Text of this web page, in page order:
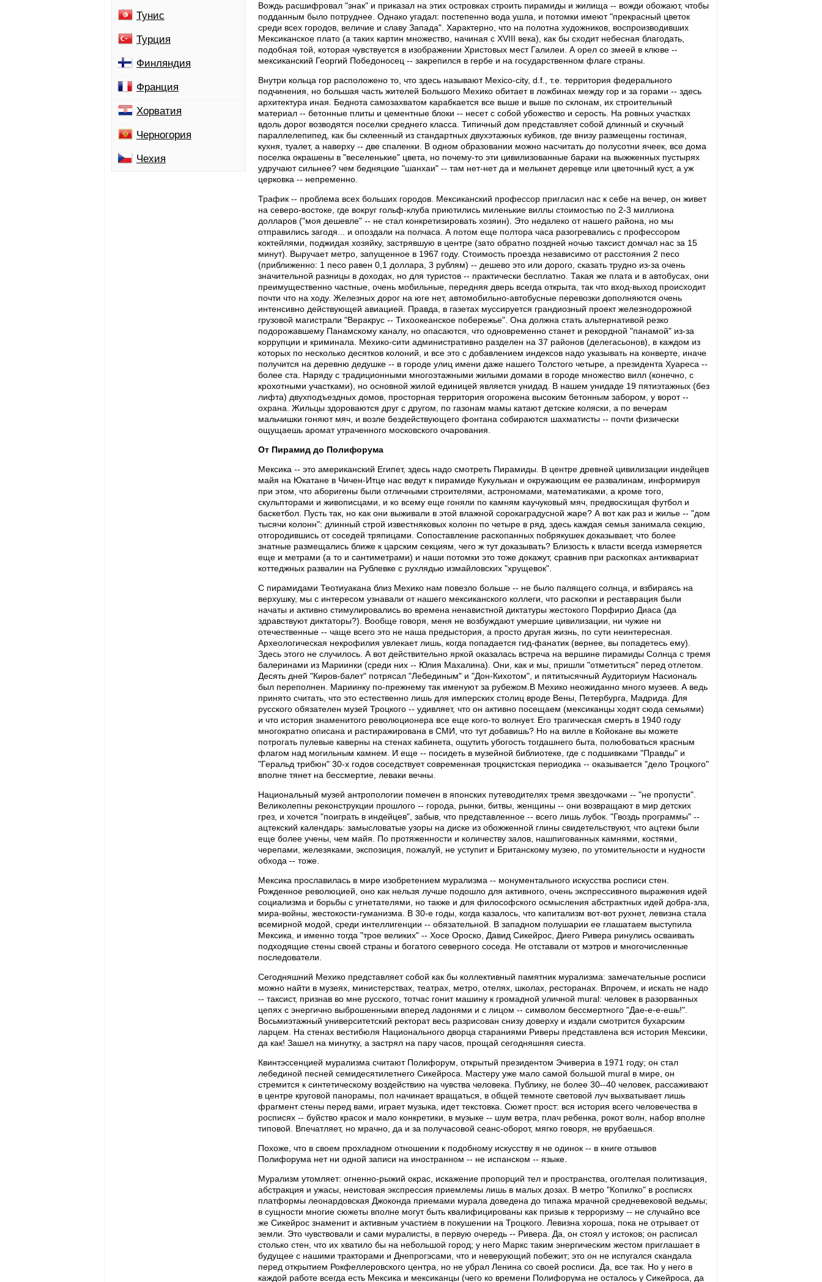
Вождь расшифровал "знак" и приказал на этих островках строить пирамиды и жилища -- вожди обожают, чтобы
подданным было потруднее. Однако угадал: постепенно вода ушла, и потомки имеют "прекрасный цветок
среди всех городов, величие и славу Запада". Характерно, что на полотна художников, воспроизводивших
Мексиканское плато (а таких картин множество, начиная с XVIII века), как бы сходит небесная благодать,
подобная той, которая чувствуется в изображении Христовых мест Галилеи. А орел со змеей в клюве --
мексиканский Георгий Победоносец -- закрепился в гербе и на государственном флаге страны.
Внутри кольца гор расположено то, что здесь называют Мexico-city, d.f., т.е. территория федерального
подчинения, но большая часть жителей Большого Мехико обитает в ложбинах между гор и за горами -- здесь
архитектура иная. Беднота самозахватом карабкается все выше и выше по склонам, их строительный
материал -- бетонные плиты и цементные блоки -- несет с собой убожество и серость. На ровных участках
вдоль дорог возводятся поселки среднего класса. Типичный дом представляет собой длинный и скучный
параллелепипед, как бы склеенный из стандартных двухэтажных кубиков, где внизу размещены гостиная,
кухня, туалет, а наверху -- две спаленки. В одном образовании можно насчитать до полусотни ячеек, все дома
поселка окрашены в "веселенькие" цвета, но почему-то эти цивилизованные бараки на выжженных пустырях
удручают сильнее? чем бедняцкие "шанхаи" -- там нет-нет да и мелькнет деревце или цветочный куст, а уж
церковка -- непременно.
Трафик -- проблема всех больших городов. Мексиканский профессор пригласил нас к себе на вечер, он живет
на северо-востоке, где вокруг гольф-клуба приютились миленькие виллы стоимостью по 2-3 миллиона
долларов ("моя дешевле" -- не стал конкретизировать хозяин). Это недалеко от нашего района, но мы
отправились загодя... и опоздали на полчаса. А потом еще полтора часа разогревались с профессором
коктейлями, поджидая хозяйку, застрявшую в центре (зато обратно поздней ночью таксист домчал нас за 15
минут). Выручает метро, запущенное в 1967 году. Стоимость проезда независимо от расстояния 2 песо
(приближенно: 1 песо равен 0,1 доллара, 3 рублям) -- дешево это или дорого, сказать трудно из-за очень
значительной разницы в доходах, но для туристов -- практически бесплатно. Такая же плата и в автобусах, они
преимущественно частные, очень мобильные, передняя дверь всегда открыта, так что вход-выход происходит
почти что на ходу. Железных дорог на юге нет, автомобильно-автобусные перевозки дополняются очень
интенсивно действующей авиацией. Правда, в газетах муссируется грандиозный проект железнодорожной
грузовой магистрали "Веракрус -- Тихоокеанское побережье". Она должна стать альтернативой резко
подорожавшему Панамскому каналу, но опасаются, что одновременно станет и рекордной "панамой" из-за
коррупции и криминала. Мехико-сити административно разделен на 37 районов (делегасьонов), в каждом из
которых по несколько десятков колоний, и все это с добавлением индексов надо указывать на конверте, иначе
получится на деревню дедушке -- в городе улиц имени даже нашего Толстого четыре, а президента Хуареса --
более ста. Наряду с традиционными многоэтажными жилыми домами в городе множество вилл (конечно, с
крохотными участками), но основной жилой единицей является унидад. В нашем унидаде 19 пятиэтажных (без
лифта) двухподъездных домов, просторная территория огорожена высоким бетонным забором, у ворот --
охрана. Жильцы здороваются друг с другом, по газонам мамы катают детские коляски, а по вечерам
мальчишки гоняют мяч, и возле бездействующего фонтана собираются шахматисты -- почти физически
ощущаешь аромат утраченного московского очарования.
От Пирамид до Полифорума
Мексика -- это американский Египет, здесь надо смотреть Пирамиды. В центре древней цивилизации индейцев
майя на Юкатане в Чичен-Итце нас ведут к пирамиде Кукулькан и окружающим ее развалинам, информируя
при этом, что аборигены были отличными строителями, астрономами, математиками, а кроме того,
скульпторами и живописцами, и ко всему еще гоняли по камням каучуковый мяч, предвосхищая футбол и
баскетбол. Пусть так, но как они выживали в этой влажной сорокаградусной жаре? А вот как раз и жилье -- "дом
тысячи колонн": длинный строй известняковых колонн по четыре в ряд, здесь каждая семья занимала секцию,
отгородившись от соседей тряпицами. Сопоставление раскопанных побрякушек доказывает, что более
знатные размещались ближе к царским секциям, чего ж тут доказывать? Близость к власти всегда измеряется
еще и метрами (а то и сантиметрами) и наши потомки это тоже докажут, сравнив при раскопках антиквариат
коттеджных развалин на Рублевке с рухлядью измайловских "хрущевок".
С пирамидами Теотиуакана близ Мехико нам повезло больше -- не было палящего солнца, и взбираясь на
верхушку, мы с интересом узнавали от нашего мексиканского коллеги, что раскопки и реставрация были
начаты и активно стимулировались во времена ненавистной диктатуры жестокого Порфирио Диаса (да
здравствуют диктаторы?). Вообще говоря, меня не возбуждают умершие цивилизации, ни чужие ни
отечественные -- чаще всего это не наша предыстория, а просто другая жизнь, по сути неинтересная.
Археологическая некрофилия увлекает лишь, когда попадается гид-фанатик (вернее, вы попадетесь ему).
Здесь этого не случилось. А вот действительно яркой оказалась встреча на вершине пирамиды Солнца с тремя
балеринами из Мариинки (среди них -- Юлия Махалина). Они, как и мы, пришли "отметиться" перед отлетом.
Десять дней "Киров-балет" потрясал "Лебединым" и "Дон-Кихотом", и пятитысячный Аудиториум Насиональ
был переполнен. Мариинку по-прежнему так именуют за рубежом.В Мехико неожиданно много музеев. А ведь
принято считать, что это естественно лишь для имперских столиц вроде Вены, Петербурга, Мадрида. Для
русского обязателен музей Троцкого -- удивляет, что он активно посещаем (мексиканцы ходят сюда семьями)
и что история знаменитого революционера все еще кого-то волнует. Его трагическая смерть в 1940 году
многократно описана и растиражирована в СМИ, что тут добавишь? Но на вилле в Койокане вы можете
потрогать пулевые каверны на стенах кабинета, ощутить убогость тогдашнего быта, полюбоваться красным
флагом над могильным камнем. И еще -- посидеть в музейной библиотеке, где с подшивками "Правды" и
"Геральд трибюн" 30-х годов соседствует современная троцкистская периодика -- оказывается "дело Троцкого"
вполне тянет на бессмертие, леваки вечны.
Национальный музей антропологии помечен в японских путеводителях тремя звездочками -- "не пропусти".
Великолепны реконструкции прошлого -- города, рынки, битвы, женщины -- они возвращают в мир детских
грез, и хочется "поиграть в индейцев", забыв, что представленное -- всего лишь лубок. "Гвоздь программы" --
ацтекский календарь: замысловатые узоры на диске из обожженной глины свидетельствуют, что ацтеки были
еще более учены, чем майя. По протяженности и количеству залов, нашпигованных камнями, костями,
черепами, железяками, экспозиция, пожалуй, не уступит и Британскому музею, по утомительности и нудности
обхода -- тоже.
Мексика прославилась в мире изобретением мурализма -- монументального искусства росписи стен.
Рожденное революцией, оно как нельзя лучше подошло для активного, очень экспрессивного выражения идей
социализма и борьбы с угнетателями, но также и для философского осмысления абстрактных идей добра-зла,
мира-войны, жестокости-гуманизма. В 30-е годы, когда казалось, что капитализм вот-вот рухнет, левизна стала
всемирной модой, среди интеллигенции -- обязательной. В западном полушарии ее глашатаем выступила
Мексика, и именно тогда "трое великих" -- Хосе Ороско, Давид Сикейрос, Диего Ривера ринулись осваивать
подходящие стены своей страны и богатого северного соседа. Не отставали от мэтров и многочисленные
последователи.
Сегодняшний Мехико представляет собой как бы коллективный памятник мурализма: замечательные росписи
можно найти в музеях, министерствах, театрах, метро, отелях, школах, ресторанах. Впрочем, и искать не надо
-- таксист, признав во мне русского, тотчас гонит машину к громадной уличной mural: человек в разорванных
цепях с энергично выброшенными вперед ладонями и с лицом -- символом бессмертного "Дае-е-е-ешь!".
Восьмиэтажный университетский ректорат весь разрисован снизу доверху и издали смотрится бухарским
ларцем. На стенах вестибюля Национального дворца стараниями Риверы представлена вся история Мексики,
да как! Зашел на минутку, а застрял на пару часов, прощай сегодняшняя сиеста.
Квинтэссенцией мурализма считают Полифорум, открытый президентом Эчивериа в 1971 году; он стал
лебединой песней семидесятилетнего Сикейроса. Мастеру уже мало самой большой mural в мире, он
стремится к синтетическому воздействию на чувства человека. Публику, не более 30--40 человек, рассаживают
в центре круговой панорамы, пол начинает вращаться, в общей темноте световой луч выхватывает лишь
фрагмент стены перед вами, играет музыка, идет текстовка. Сюжет прост: вся история всего человечества в
росписях -- буйство красок и мало конкретики, в музыке -- шум ветра, плач ребенка, рокот волн, набор вполне
типовой. Впечатляет, но мрачно, да и за получасовой сеанс-оборот, мягко говоря, не врубаешься.
Похоже, что в своем прохладном отношении к подобному искусству я не одинок -- в книге отзывов
Полифорума нет ни одной записи на иностранном -- не испанском -- языке.
Мурализм утомляет: огненно-рыжий окрас, искажение пропорций тел и пространства, оголтелая политизация,
абстракция и ужасы, неистовая экспрессия приемлемы лишь в малых дозах. В метро "Копилко" в росписях
платформы леонардовская Джоконда приемами мурала доведена до типажа мрачной средневековой ведьмы;
в сущности многие сюжеты вполне могут быть квалифицированы как призыв к терроризму -- не случайно все
же Сикейрос знаменит и активным участием в покушении на Троцкого. Левизна хороша, пока не отрывает от
земли. Это чувствовали и сами муралисты, в первую очередь -- Ривера. Да, он стоял у истоков; он расписал
столько стен, что их хватило бы на небольшой город; у него Маркс таким энергическим жестом приглашает в
будущее с нашими тракторами и Днепрогэсами, что и неверующий побежит; это он не испугался скандала
перед открытием Рокфеллеровского центра, но не убрал Ленина со своей росписи. Да, все так. Но у него в
каждой работе всегда есть Мексика и мексиканцы (чего ко времени Полифорума не осталось у Сикейроса, да
Тунис
Турция
Финляндия
Франция
Хорватия
Черногория
Чехия